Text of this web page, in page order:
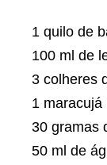
1 quilo de
100 ml de
3 colheres
1 maracujá
30 gramas
50 ml de